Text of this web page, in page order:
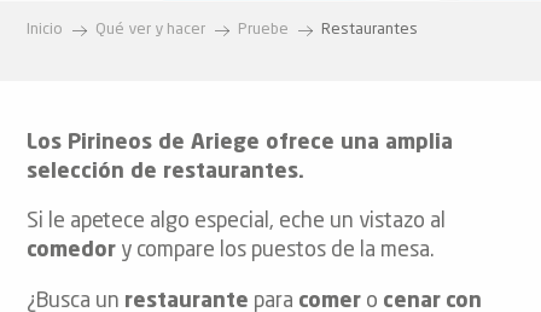
Inicio Qué ver y hacer Pruebe Restaurantes
Los Pirineos de Ariege ofrece una amplia
selección de restaurantes.
Si le apetece algo especial, eche un vistazo al
comedor y compare los puestos de la mesa.
¿Busca un restaurante para comer o cenar con